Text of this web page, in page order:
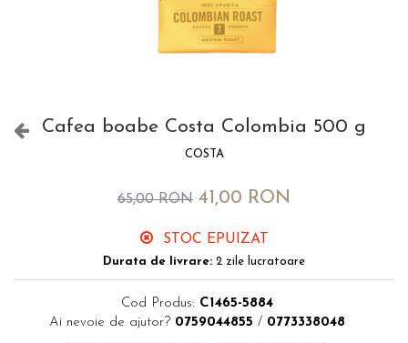
Cafea boabe Costa Colombia 500 g
COSTA
65,00 RON 41,00 RON
STOC EPUIZAT
Durata de livrare: 2 zile lucratoare
Cod Produs: C1465-5884
Ai nevoie de ajutor? 0759044855 / 0773338048